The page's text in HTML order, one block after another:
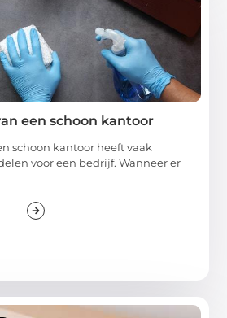
een schoon kantoor
schoon kantoor heeft vaak
voor een bedrijf. Wanneer er